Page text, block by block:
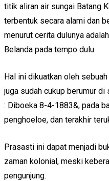
titik aliran air sungai Batang
terbentuk secara alami dan
menurut cerita dulunya
Belanda pada tempo dulu.
Hal ini dikuatkan oleh
juga sudah cukup berumur
: Diboeka 8-4-1883&, pada
penghoeloe, dan terakhir
Prasasti ini dapat menjadi
zaman kolonial, meski
pengunjung.